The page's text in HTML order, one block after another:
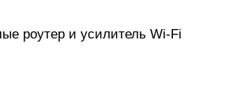
роутер и усилитель Wi-Fi